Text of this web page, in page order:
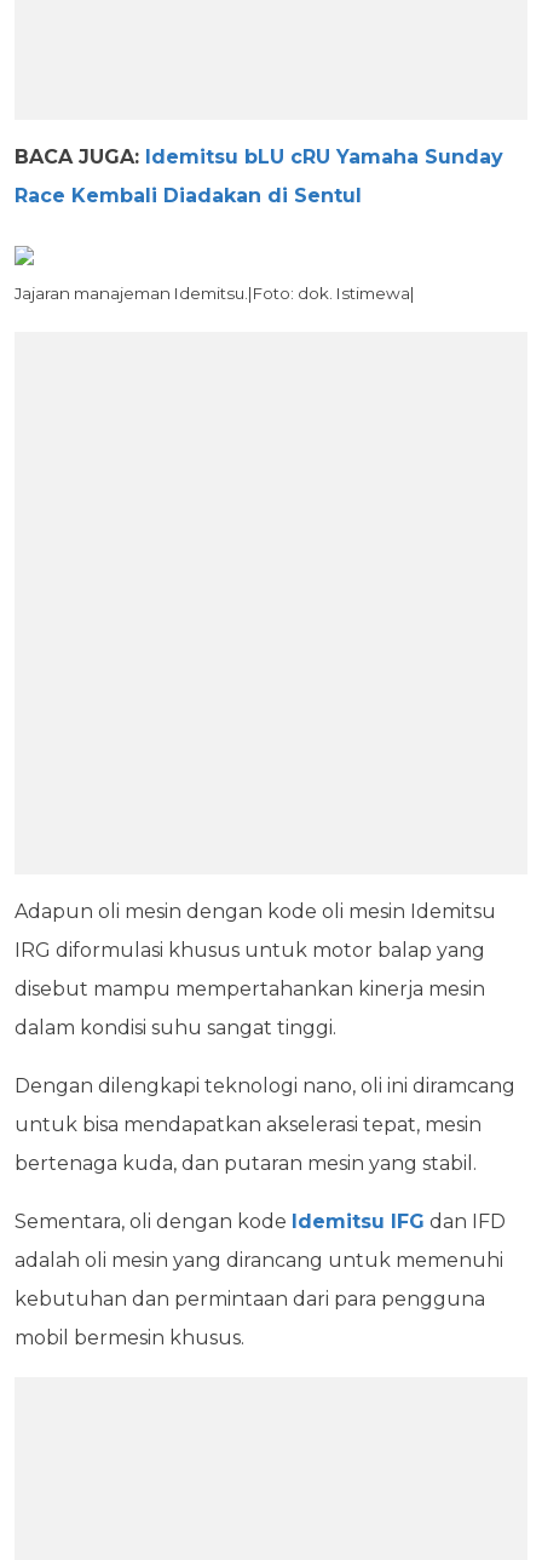
BACA JUGA: Idemitsu bLU cRU Yamaha Sunday
Race Kembali Diadakan di Sentul
Jajaran manajeman Idemitsu.|Foto: dok. Istimewa|
Adapun oli mesin dengan kode oli mesin Idemitsu
IRG diformulasi khusus untuk motor balap yang
disebut mampu mempertahankan kinerja mesin
dalam kondisi suhu sangat tinggi.
Dengan dilengkapi teknologi nano, oli ini diramcang
untuk bisa mendapatkan akselerasi tepat, mesin
bertenaga kuda, dan putaran mesin yang stabil.
Sementara, oli dengan kode Idemitsu IFG dan IFD
adalah oli mesin yang dirancang untuk memenuhi
kebutuhan dan permintaan dari para pengguna
mobil bermesin khusus.